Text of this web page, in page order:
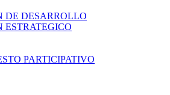
DE DESARROLLO
ESTRATEGICO
PARTICIPATIVO